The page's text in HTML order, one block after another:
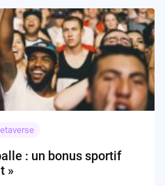
: un bonus sportif
»